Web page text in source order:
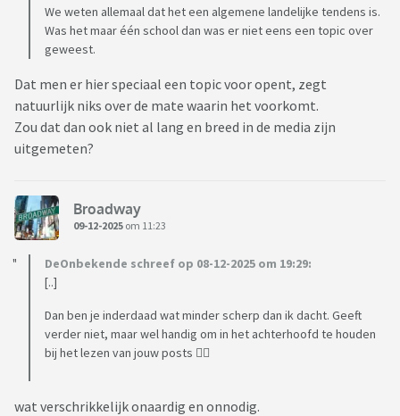
We weten allemaal dat het een algemene landelijke tendens is.
Was het maar één school dan was er niet eens een topic over
geweest.
Dat men er hier speciaal een topic voor opent, zegt
natuurlijk niks over de mate waarin het voorkomt.
Zou dat dan ook niet al lang en breed in de media zijn
uitgemeten?
Broadway
09-12-2025 om 11:23
DeOnbekende schreef op 08-12-2025 om 19:29:
[..]
Dan ben je inderdaad wat minder scherp dan ik dacht. Geeft
verder niet, maar wel handig om in het achterhoofd te houden
bij het lezen van jouw posts 👍🏼
wat verschrikkelijk onaardig en onnodig.